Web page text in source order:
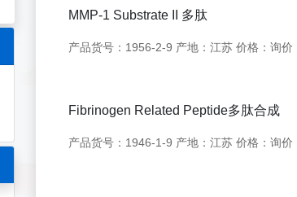
MMP-1 Substrate II 多肽
产品货号：1956-2-9 产地：江苏 价格：询价
Fibrinogen Related Peptide多肽合成
产品货号：1946-1-9 产地：江苏 价格：询价